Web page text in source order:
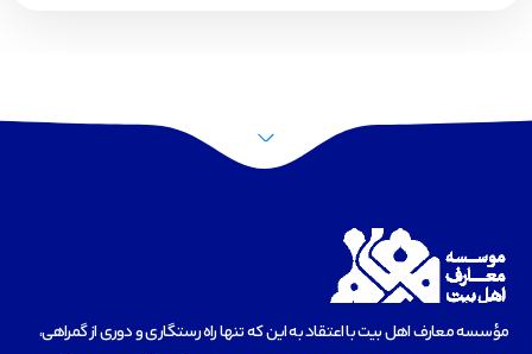
مؤسسه‌ معارف اهل بیت با اعتقاد به این که تنها راه رستگاری و دوری از گمراهی،